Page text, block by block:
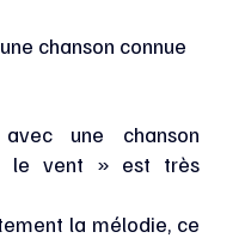
chanson connue
une chanson
le vent » est très
la mélodie, ce